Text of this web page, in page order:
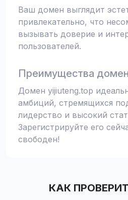
Ваш домен выглядит
привлекательно, что
вызывать доверие и
пользователей.
Преимущества
Домен yijiuteng.top
амбиций, стремящихся
лидерство и высокий
Зарегистрируйте его
свободен!
КАК